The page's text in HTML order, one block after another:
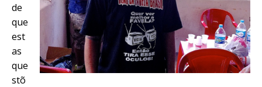
de
que
est
as
que
stõ